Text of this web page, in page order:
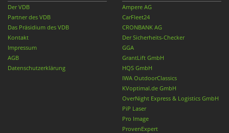
Der VDB
Partner des VDB
Das Präsidium des VDB
Kontakt
Impressum
AGB
Datenschutzerklärung
Ampere AG
CarFleet24
CRONBANK AG
Der Sicherheits-Checker
GGA
GrantLift GmbH
HQS GmbH
IWA OutdoorClassics
KVoptimal.de GmbH
OverNight Express & Logistics GmbH
PiP Laser
Pro Image
ProvenExpert